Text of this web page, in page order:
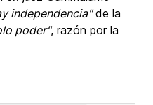
independencia"de la
poder", razón por la